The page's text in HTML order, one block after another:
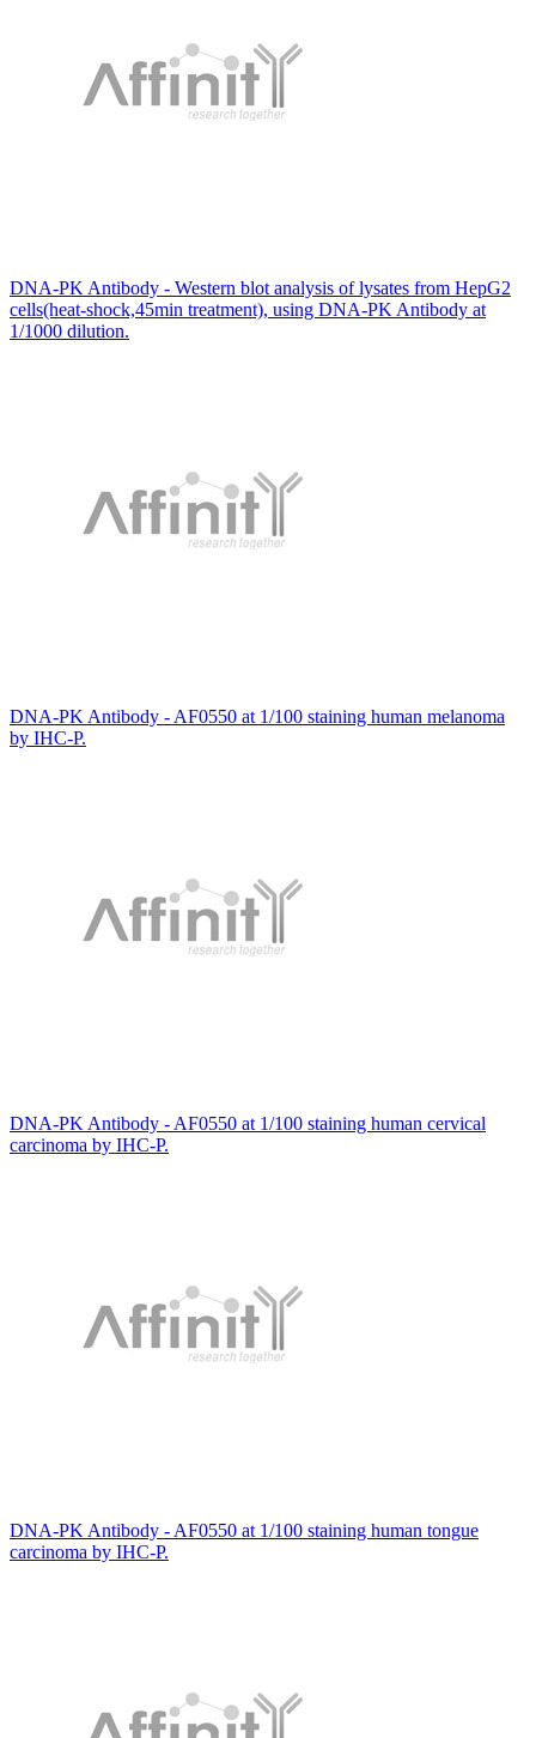
DNA-PK Antibody - Western blot analysis of lysates from HepG2
cells(heat-shock,45min treatment), using DNA-PK Antibody at
1/1000 dilution.
DNA-PK Antibody - AF0550 at 1/100 staining human melanoma
by IHC-P.
DNA-PK Antibody - AF0550 at 1/100 staining human cervical
carcinoma by IHC-P.
DNA-PK Antibody - AF0550 at 1/100 staining human tongue
carcinoma by IHC-P.